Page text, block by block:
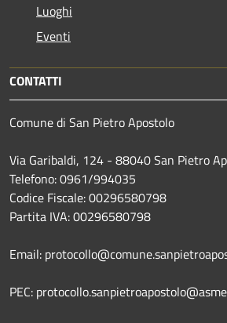
Luoghi
Eventi
CONTATTI
Comune di San Pietro Apostolo
Via Garibaldi, 124 - 88040 San Pietro
Telefono: 0961/994035
Codice Fiscale: 00296580798
Partita IVA: 00296580798
Email:
PEC: